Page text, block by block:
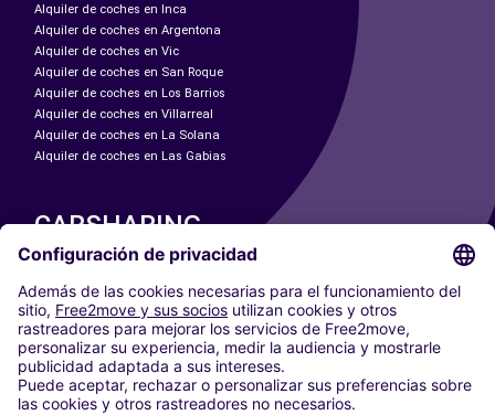
Alquiler de coches en Inca
Alquiler de coches en Argentona
Alquiler de coches en Vic
Alquiler de coches en San Roque
Alquiler de coches en Los Barrios
Alquiler de coches en Villarreal
Alquiler de coches en La Solana
Alquiler de coches en Las Gabias
CARSHARING
NUESTRAS CIUDADES
Paris
Madrid
Washington DC
Milán
Roma
Turín